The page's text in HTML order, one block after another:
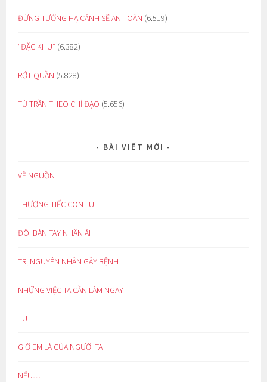
ĐỪNG TƯỞNG HẠ CÁNH SẼ AN TOÀN (6.519)
“ĐẶC KHU” (6.382)
RỚT QUẦN (5.828)
TỪ TRẦN THEO CHỈ ĐẠO (5.656)
BÀI VIẾT MỚI
VỀ NGUỒN
THƯƠNG TIẾC CON LU
ĐÔI BÀN TAY NHÂN ÁI
TRỊ NGUYÊN NHÂN GÂY BỆNH
NHỮNG VIỆC TA CẦN LÀM NGAY
TU
GIỜ EM LÀ CỦA NGƯỜI TA
NẾU…